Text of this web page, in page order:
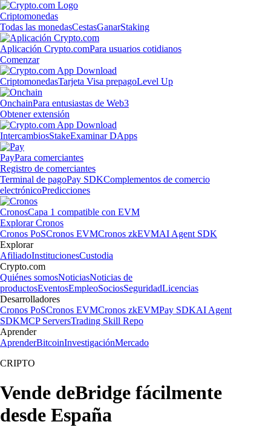
Criptomonedas
Todas las monedasCestasGanarStaking
Aplicación Crypto.comPara usuarios cotidianos
Comenzar
CriptomonedasTarjeta Visa prepagoLevel Up
OnchainPara entusiastas de Web3
Obtener extensión
IntercambiosStakeExaminar DApps
PayPara comerciantes
Registro de comerciantes
Terminal de pagoPay SDKComplementos de comercio
electrónicoPredicciones
CronosCapa 1 compatible con EVM
Explorar Cronos
Cronos PoSCronos EVMCronos zkEVMAI Agent SDK
Explorar
AfiliadoInstitucionesCustodia
Crypto.com
Quiénes somosNoticiasNoticias de
productosEventosEmpleoSociosSeguridadLicencias
Desarrolladores
Cronos PoSCronos EVMCronos zkEVMPay SDKAI Agent
SDKMCP ServersTrading Skill Repo
Aprender
AprenderBitcoinInvestigaciónMercado
CRIPTO
Vende deBridge fácilmente
desde España